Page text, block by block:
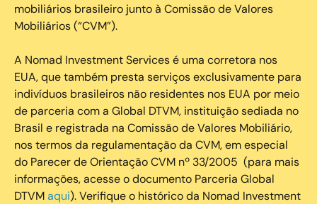
mobiliários brasileiro junto à Comissão de Valores
Mobiliários (“CVM”).
‍A Nomad Investment Services é uma corretora nos
EUA, que também presta serviços exclusivamente para
indivíduos brasileiros não residentes nos EUA por meio
de parceria com a Global DTVM, instituição sediada no
Brasil e registrada na Comissão de Valores Mobiliário,
nos termos da regulamentação da CVM, em especial
do Parecer de Orientação CVM nº 33/2005 (para mais
informações, acesse o documento Parceria Global
DTVMaqui). Verifique o histórico da Nomad Investment